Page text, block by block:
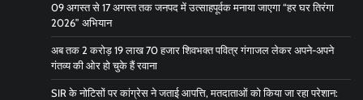
09 अगस्त से 17 अगस्त तक जनपद में उत्साहपूर्वक मनाया जाएगा “हर घर तिरंगा
2026” अभियान
अब तक 2 करोड़ 19 लाख 70 हजार शिवभक्त पवित्र गंगाजल लेकर अपने-अपने
गंतव्य की ओर हो चुके हैं रवाना
SIR के नोटिसों पर कांग्रेस ने जताई आपत्ति, मतदाताओं को किया जा रहा परेशान: